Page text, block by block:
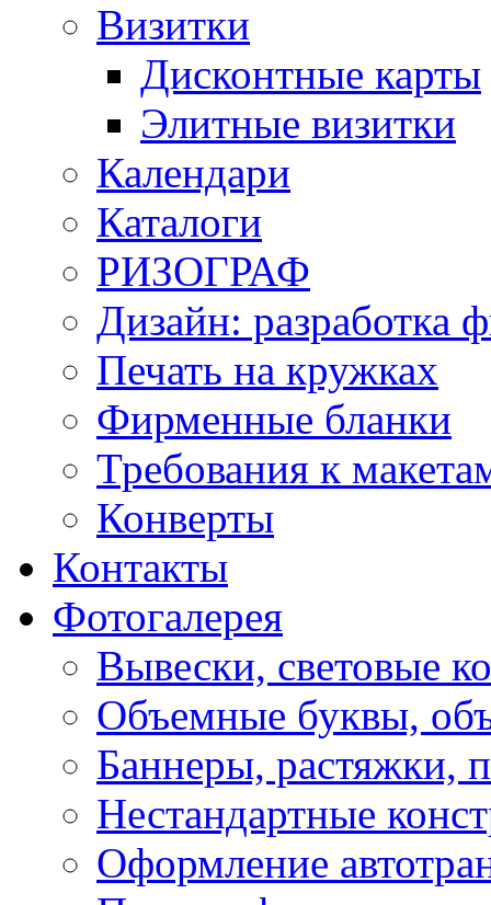
Визитки
Дисконтные карты
Элитные визитки
Календари
Каталоги
РИЗОГРАФ
Дизайн: разработка
Печать на кружках
Фирменные бланки
Требования к
Конверты
Контакты
Фотогалерея
Вывески, световые
Объемные буквы,
Баннеры, растяжки,
Нестандартные
Оформление